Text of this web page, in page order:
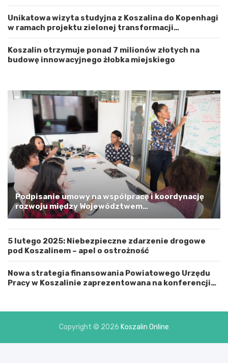
c
h
o
d
n
p
k
i
m
G
n
i
a
s
t
e
o
n
o
ś
ć
Unikatowa wizyta studyjna z Koszalina do Kopenhagi
w ramach projektu zielonej transformacji
energetycznej
Koszalin otrzymuje ponad 7 milionów złotych na
budowę innowacyjnego żłobka miejskiego
Podpisanie umowy na współpracę i koordynację
rozwoju między Województwem
Zachodniopomorskim a Gminą Miastem Koszalin
5 lutego 2025: Niebezpieczne zdarzenie drogowe
pod Koszalinem – apel o ostrożność
Nowa strategia finansowania Powiatowego Urzędu
Pracy w Koszalinie zaprezentowana na konferencji
Copyright © 2026 Koszalin Online